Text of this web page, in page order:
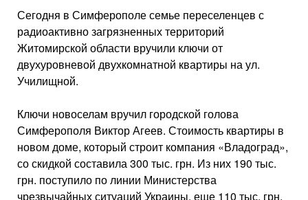
Сегодня в Симферополе семье переселенцев с
радиоактивно загрязненных территорий
Житомирской области вручили ключи от
двухуровневой двухкомнатной квартиры на ул.
Училищной.
Ключи новоселам вручил городской голова
Симферополя Виктор Агеев. Стоимость квартиры в
новом доме, который строит компания «Владоград»,
со скидкой составила 300 тыс. грн. Из них 190 тыс.
грн. поступило по линии Министерства
чрезвычайных ситуаций Украины, еще 110 тыс. грн.